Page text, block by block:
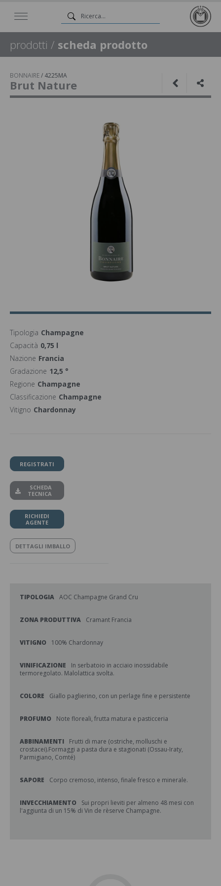
prodotti / scheda prodotto
BONNAIRE/ 4225MA
Brut Nature
Tipologia Champagne
Capacità 0,75 l
Nazione Francia
Gradazione 12,5 °
Regione Champagne
Classificazione Champagne
Vitigno Chardonnay
REGISTRATI
SCHEDA
TECNICA
RICHIEDI
AGENTE
DETTAGLI IMBALLO
TIPOLOGIA AOC Champagne Grand Cru
ZONA PRODUTTIVA Cramant Francia
VITIGNO 100% Chardonnay
VINIFICAZIONE
In serbatoio in acciaio inossidabile
termoregolato. Malolattica svolta.
COLORE Giallo paglierino, con un perlage fine e persistente
PROFUMO Note floreali, frutta matura e pasticceria
ABBINAMENTI
Frutti di mare (ostriche, molluschi e
crostacei).Formaggi a pasta dura e stagionati (Ossau-Iraty,
Parmigiano, Comté)
SAPORE Corpo cremoso, intenso, finale fresco e minerale.
INVECCHIAMENTO
Sui propri lieviti per almeno 48 mesi con
l'aggiunta di un 15% di Vin de rèserve Champagne.